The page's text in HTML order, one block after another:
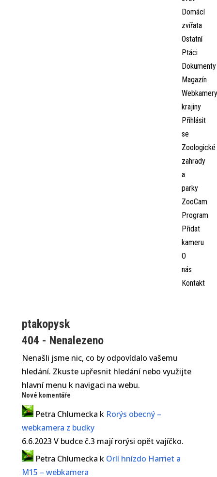
Domácí
zvířata
Ostatní
Ptáci
Dokumenty
Magazín
Webkamery
krajiny
Přihlásit
se
Zoologické
zahrady
a
parky
ZooCam
Program
Přidat
kameru
O
nás
Kontakt
ptakopysk
404 - Nenalezeno
Nenašli jsme nic, co by odpovídalo vašemu
hledání. Zkuste upřesnit hledání nebo využijte
hlavní menu k navigaci na webu.
Nové komentáře
Petra Chlumecka k Rorýs obecný –
webkamera z budky
6.6.2023 V budce č.3 mají rorýsi opět vajíčko.
Petra Chlumecka k Orlí hnízdo Harriet a
M15 – webkamera